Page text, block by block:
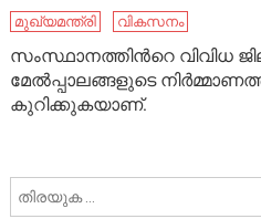
മുഖ്യമന്ത്രി
വികസനം
സംസ്ഥാനത്തിന്‍റെ വിവിധ
മേല്‍പ്പാലങ്ങളുടെ
കുറിക്കുകയാണ്.